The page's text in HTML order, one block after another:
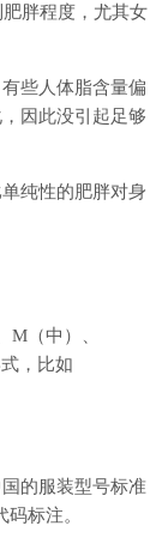
胖程度，尤其女
些人体脂含量偏
因此没引起足够
纯性的肥胖对身
（中）、
，比如
的服装型号标准
标注。